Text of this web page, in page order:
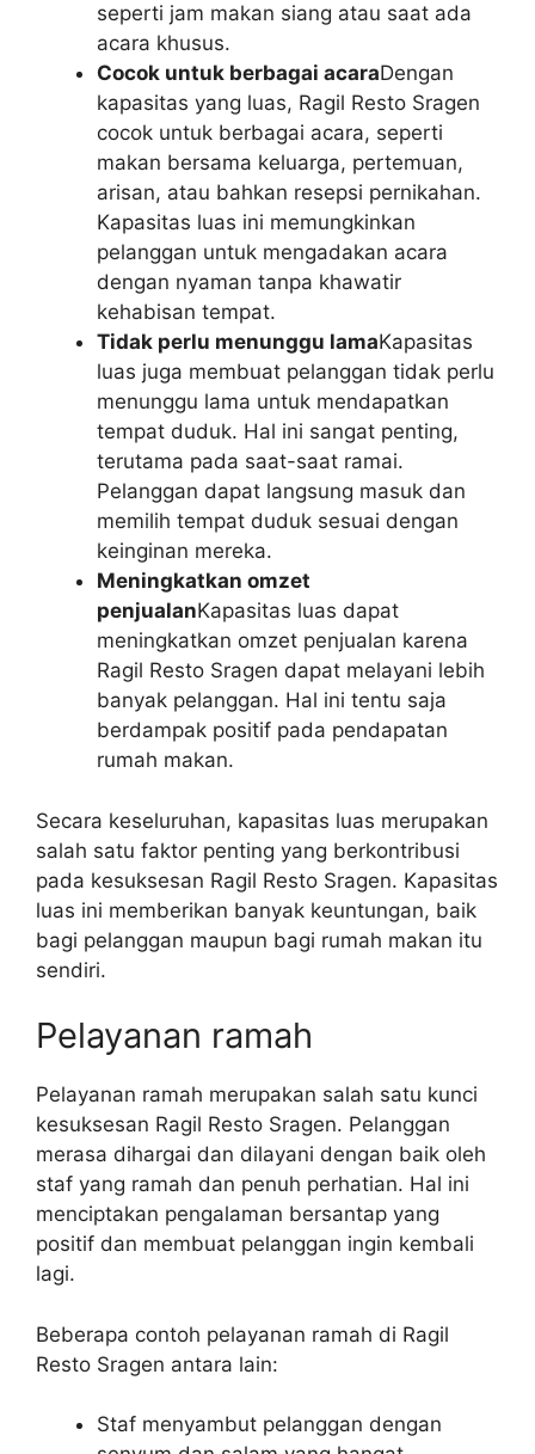
seperti jam makan siang atau saat ada
acara khusus.
Cocok untuk berbagai acaraDengan
kapasitas yang luas, Ragil Resto Sragen
cocok untuk berbagai acara, seperti
makan bersama keluarga, pertemuan,
arisan, atau bahkan resepsi pernikahan.
Kapasitas luas ini memungkinkan
pelanggan untuk mengadakan acara
dengan nyaman tanpa khawatir
kehabisan tempat.
Tidak perlu menunggu lamaKapasitas
luas juga membuat pelanggan tidak perlu
menunggu lama untuk mendapatkan
tempat duduk. Hal ini sangat penting,
terutama pada saat-saat ramai.
Pelanggan dapat langsung masuk dan
memilih tempat duduk sesuai dengan
keinginan mereka.
Meningkatkan omzet
penjualanKapasitas luas dapat
meningkatkan omzet penjualan karena
Ragil Resto Sragen dapat melayani lebih
banyak pelanggan. Hal ini tentu saja
berdampak positif pada pendapatan
rumah makan.
Secara keseluruhan, kapasitas luas merupakan
salah satu faktor penting yang berkontribusi
pada kesuksesan Ragil Resto Sragen. Kapasitas
luas ini memberikan banyak keuntungan, baik
bagi pelanggan maupun bagi rumah makan itu
sendiri.
Pelayanan ramah
Pelayanan ramah merupakan salah satu kunci
kesuksesan Ragil Resto Sragen. Pelanggan
merasa dihargai dan dilayani dengan baik oleh
staf yang ramah dan penuh perhatian. Hal ini
menciptakan pengalaman bersantap yang
positif dan membuat pelanggan ingin kembali
lagi.
Beberapa contoh pelayanan ramah di Ragil
Resto Sragen antara lain:
Staf menyambut pelanggan dengan